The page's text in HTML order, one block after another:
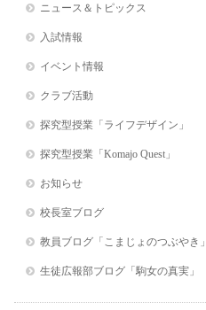
ニュース＆トピックス
入試情報
イベント情報
クラブ活動
探究型授業「ライフデザイン」
探究型授業「Komajo Quest」
お知らせ
校長室ブログ
教員ブログ「こまじょのつぶやき」
生徒広報部ブログ「駒女の真実」